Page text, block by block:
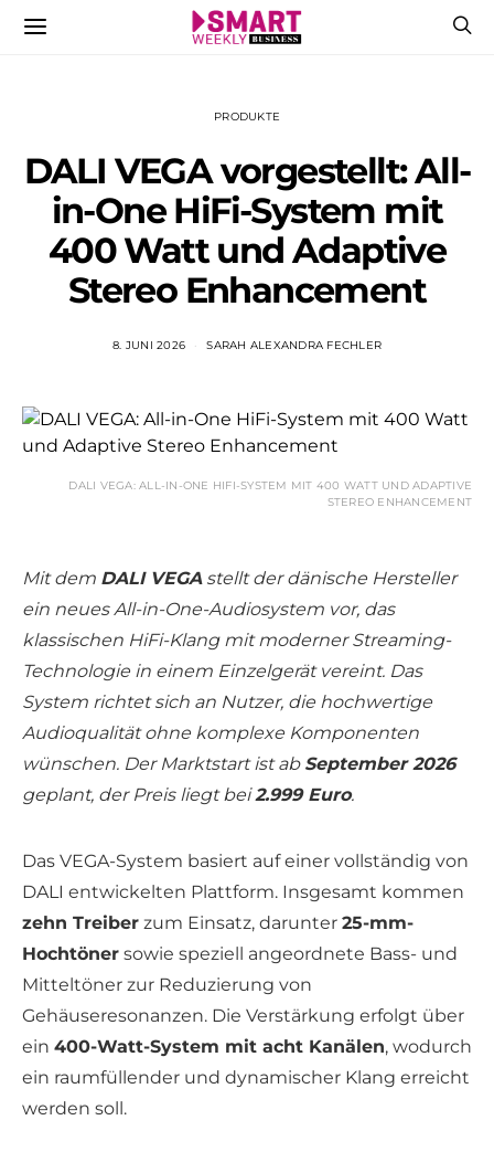
PRODUKTE
DALI VEGA vorgestellt: All-
in-One HiFi-System mit
400 Watt und Adaptive
Stereo Enhancement
8. JUNI 2026 SARAH ALEXANDRA FECHLER
DALI VEGA: ALL-IN-ONE HIFI-SYSTEM MIT 400 WATT UND ADAPTIVE
STEREO ENHANCEMENT
Mit dem DALI VEGAstellt der dänische Hersteller
ein neues All-in-One-Audiosystem vor, das
klassischen HiFi-Klang mit moderner Streaming-
Technologie in einem Einzelgerät vereint. Das
System richtet sich an Nutzer, die hochwertige
Audioqualität ohne komplexe Komponenten
wünschen. Der Marktstart ist ab September 2026
geplant, der Preis liegt bei2.999 Euro.
Das VEGA-System basiert auf einer vollständig von
DALI entwickelten Plattform. Insgesamt kommen
zehn Treiber zum Einsatz, darunter 25-mm-
Hochtöner sowie speziell angeordnete Bass- und
Mitteltöner zur Reduzierung von
Gehäuseresonanzen. Die Verstärkung erfolgt über
ein 400-Watt-System mit acht Kanälen, wodurch
ein raumfüllender und dynamischer Klang erreicht
werden soll.